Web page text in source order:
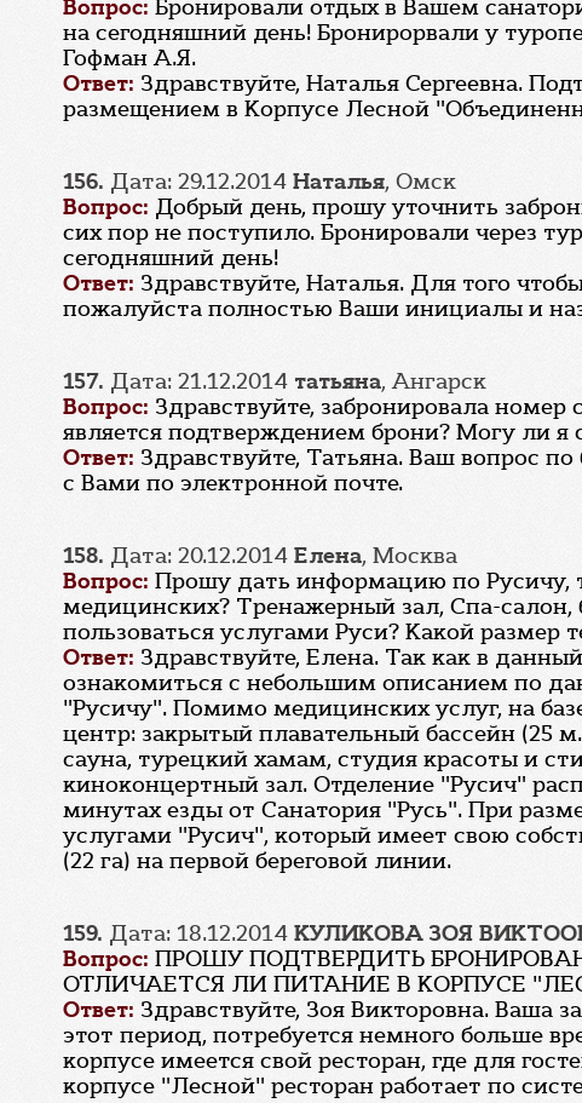
Вопрос: Бронировали отдых в Вашем
на сегодняшний день! Бронирорвали у
Гофман А.Я.
Ответ: Здравствуйте, Наталья Сергеевна.
размещением в Корпусе Лесной
156. Дата: 29.12.2014 Наталья, Омск
Вопрос: Добрый день, прошу уточнить
сих пор не поступило. Бронировали через
сегодняшний день!
Ответ: Здравствуйте, Наталья. Для того
пожалуйста полностью Ваши инициалы и
157. Дата: 21.12.2014 татьяна, Ангарск
Вопрос: Здравствуйте, забронировала номер
является подтверждением брони? Могу ли я
Ответ: Здравствуйте, Татьяна. Ваш вопрос
с Вами по электронной почте.
158. Дата: 20.12.2014 Елена, Москва
Вопрос: Прошу дать информацию по Русичу,
медицинских? Тренажерный зал, Спа-
пользоваться услугами Руси? Какой размер
Ответ: Здравствуйте, Елена. Так как в
ознакомиться с небольшим описанием по
"Русичу". Помимо медицинских услуг, на
центр: закрытый плавательный бассейн (25
сауна, турецкий хамам, студия красоты и
киноконцертный зал. Отделение "Русич"
минутах езды от Санатория "Русь". При
услугами "Русич", который имеет свою
(22 га) на первой береговой линии.
159. Дата: 18.12.2014 КУЛИКОВА ЗОЯ
Вопрос: ПРОШУ ПОДТВЕРДИТЬ
ОТЛИЧАЕТСЯ ЛИ ПИТАНИЕ В КОРПУСЕ
Ответ: Здравствуйте, Зоя Викторовна. Ваша
этот период, потребуется немного больше
корпусе имеется свой ресторан, где для
корпусе "Лесной" ресторан работает по